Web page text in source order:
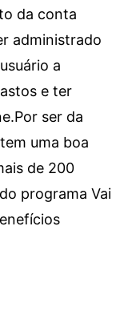
da conta
administrado
a
e ter
Por ser da
uma boa
de 200
programa Vai